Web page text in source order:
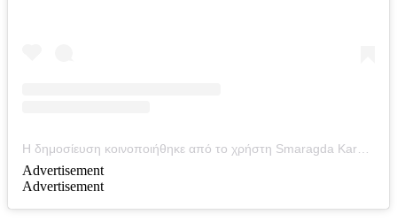
Η δημοσίευση κοινοποιήθηκε από το χρήστη Smaragda Karydi (@smaragda_karidi_official)
Advertisement
Advertisement